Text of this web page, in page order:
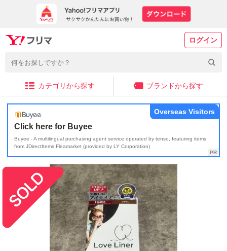
ログイン
カテゴリから探す ブランドから探す
Click here for Buyee
Buyee - A multilingual purchasing agent service operated by tenso, featuring items
from JDirectItems Fleamarket (provided by LY Corporation)
Overseas Visitors